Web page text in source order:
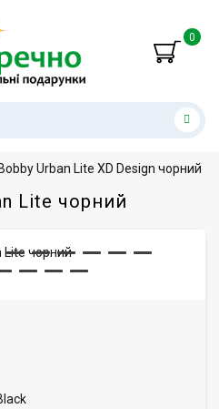
0
Urban Lite XD Design чорний
Lite чорний